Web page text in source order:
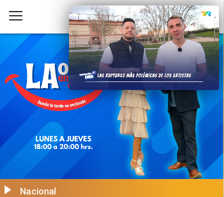
Nacional